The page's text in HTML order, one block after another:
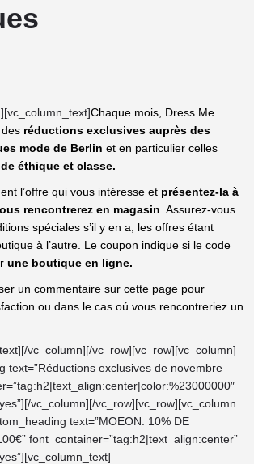
Chaque mois, Dress Me
réductions exclusives auprès des
mode de Berlin et en particulier celles
éthique et classe.
l’offre qui vous intéresse et présentez-la à
rencontrerez en magasin . Assurez-vous
spéciales s’il y en a, les offres étant
à l’autre. Le coupon indique si le code
une boutique en ligne.
un commentaire sur cette page pour
ou dans le cas oú vous rencontreriez un
vc_column][/vc_row][vc_row][vc_column]
text=”Réductions exclusives de novembre
vc_column][/vc_row][vc_row][vc_column
text=”MOEON: 10% DE
font_container=”tag:h2|text_align:center”